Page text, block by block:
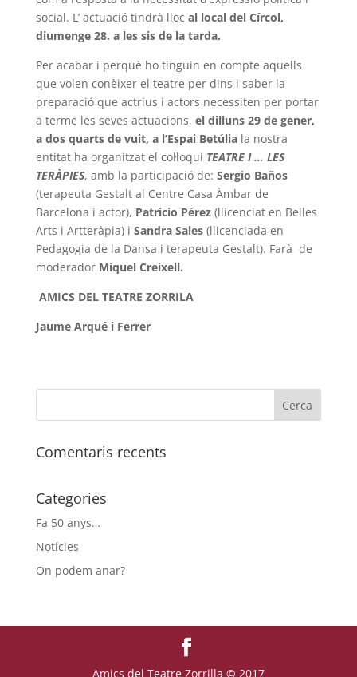
social. L’ actuació tindrà lloc al local del Círcol,
diumenge 28. a les sis de la tarda.
Per acabar i perquè ho tinguin en compte aquells
que volen conèixer el teatre per dins i saber la
preparació que actrius i actors necessiten per portar
a terme les seves actuacions, el dilluns 29 de gener,
a dos quarts de vuit, a l’Espai Betúliala nostra
entitat ha organitzat el col·loqui TEATRE I … LES
TERÀPIES, amb la participació de: Sergio Baños
(terapeuta Gestalt al Centre Casa Àmbar de
Barcelona i actor), Patricio Pérez(llicenciat en Belles
Arts i Artteràpia) i Sandra Sales(llicenciada en
Pedagogia de la Dansa i terapeuta Gestalt). Farà de
moderador Miquel Creixell.
AMICS DEL TEATRE ZORRILA
Jaume Arqué i Ferrer
Comentaris recents
Categories
Fa 50 anys…
Notícies
On podem anar?
Amics del Teatre Zorrilla © 2017